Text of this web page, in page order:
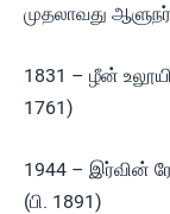
முதலாவது ஆளுநர்
1831 – ழீன்
1761)
1944 – இர்வின்
(பி. 1891)